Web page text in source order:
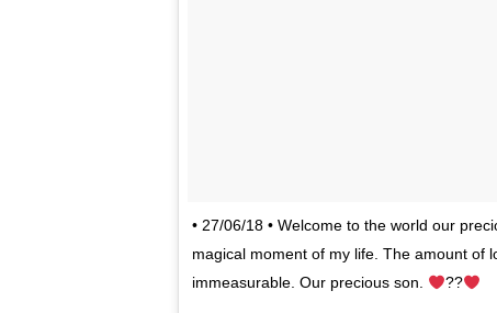
• 27/06/18 • Welcome to the world our
magical moment of my life. The amount of
immeasurable. Our precious son.
??